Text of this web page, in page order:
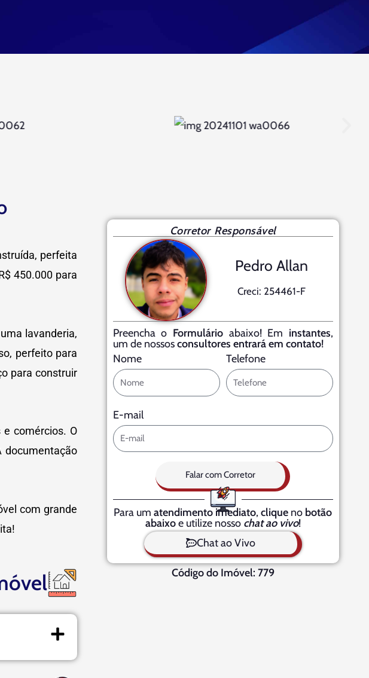
perfeita
450.000 para
lavanderia,
perfeito para
para construir
comércios. O
documentação
com grande
Corretor Responsável
Pedro Allan
Creci: 254461-F
Preencha o Formulário abaixo! Em instantes,
um de nossosconsultores entrará em contato!
Nome
Telefone
E-mail
Falar com Corretor
Para umatendimento imediato,clique no botão
abaixoe utilize nosso chat ao vivo!
Chat ao Vivo
Código do Imóvel: 779